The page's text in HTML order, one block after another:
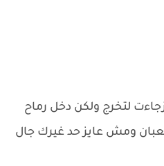
لتخرج ولكن دخل رماح
ومش عايز حد غيرك جال